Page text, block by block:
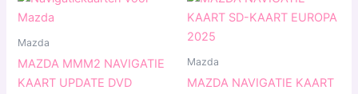
Mazda
MAZDA MMM2 NAVIGATIE
KAART UPDATE DVD
product
meerdereMazda
MAZDA NAVIGATIE KAART